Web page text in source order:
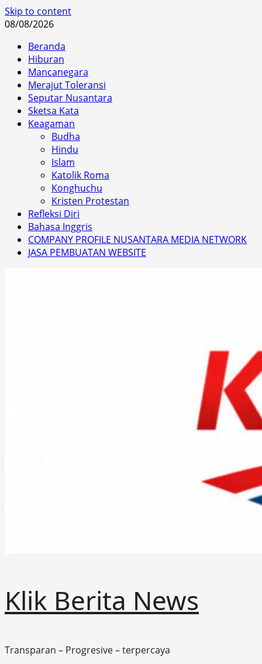
Skip to content
08/08/2026
Beranda
Hiburan
Mancanegara
Merajut Toleransi
Seputar Nusantara
Sketsa Kata
Keagaman
Budha
Hindu
Islam
Katolik Roma
Konghuchu
Kristen Protestan
Refleksi Diri
Bahasa Inggris
COMPANY PROFILE NUSANTARA MEDIA NETWORK
JASA PEMBUATAN WEBSITE
Klik Berita News
Transparan – Progresive – terpercaya